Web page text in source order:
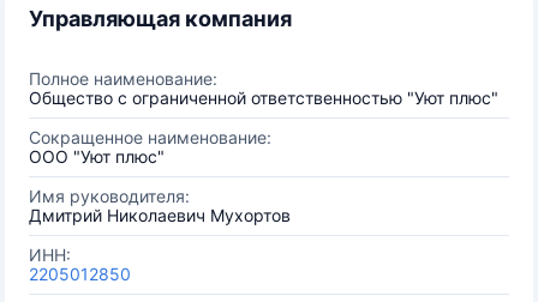
Управляющая компания
Полное наименование:
Общество с ограниченной ответственностью "Уют плюс"
Сокращенное наименование:
ООО "Уют плюс"
Имя руководителя:
Дмитрий Николаевич Мухортов
ИНН:
2205012850